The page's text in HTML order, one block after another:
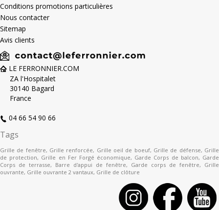
Conditions promotions particulières
Nous contacter
Sitemap
Avis clients
LE FERRONNIER.COM
ZA l'Hospitalet
30140 Bagard
France
04 66 54 90 66
Tags
Grille de fenêtre, Grille renforcée, Grille oeil de boeuf, Grille de défense, Grille
de protection, Grille en Fer Forgé économique, Garde Corps de balcon, Garde
Corps de terrasse, Barre d'appui de fenêtre, Garde corps de fenêtre, Grille
ouvrante, Grille ouvrante 2 vantaux, Grille de clôture